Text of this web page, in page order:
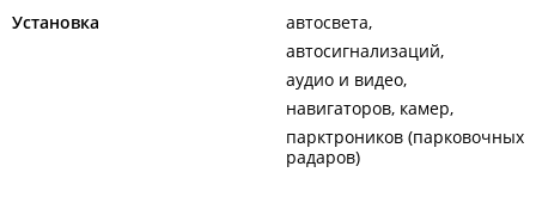
Установка
автосвета
автосигнализаций
аудио и видео
навигаторов, камер
парктроников (парковочных
радаров)